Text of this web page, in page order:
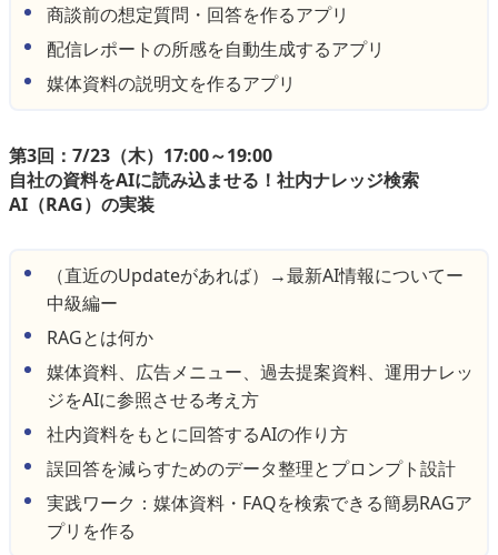
商談前の想定質問・回答を作るアプリ
配信レポートの所感を自動生成するアプリ
媒体資料の説明文を作るアプリ
第3回：7/23（木）17:00～19:00
自社の資料をAIに読み込ませる！社内ナレッジ検索
AI（RAG）の実装
（直近のUpdateがあれば）→最新AI情報についてー
中級編ー
RAGとは何か
媒体資料、広告メニュー、過去提案資料、運用ナレッ
ジをAIに参照させる考え方
社内資料をもとに回答するAIの作り方
誤回答を減らすためのデータ整理とプロンプト設計
実践ワーク：媒体資料・FAQを検索できる簡易RAGア
プリを作る